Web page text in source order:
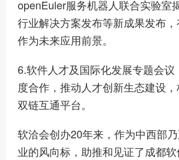
openEuler服务机器人联合实验室
行业解决方案发布等新成果发布
作为未来应用前景。
6.软件人才及国际化发展专题会议
度合作，推动人才创新生态建设
双链互通平台。
软洽会创办20年来，作为中西部
业的风向标，助推和见证了成都